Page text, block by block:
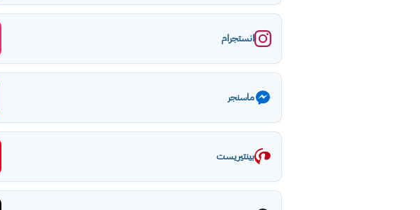
انستجرام
ماسنجر
بينتيريست